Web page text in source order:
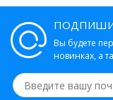
Вы будете
новинках, а